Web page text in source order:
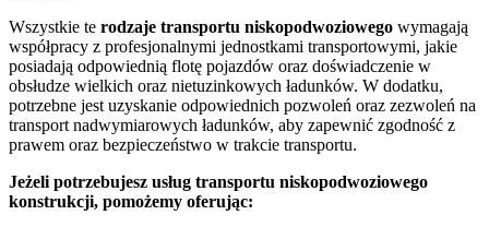
Wszystkie te rodzaje transportu niskopodwoziowego wymagają
współpracy z profesjonalnymi jednostkami transportowymi, jakie
posiadają odpowiednią flotę pojazdów oraz doświadczenie w
obsłudze wielkich oraz nietuzinkowych ładunków. W dodatku,
potrzebne jest uzyskanie odpowiednich pozwoleń oraz zezwoleń na
transport nadwymiarowych ładunków, aby zapewnić zgodność z
prawem oraz bezpieczeństwo w trakcie transportu.
Jeżeli potrzebujesz usług transportu niskopodwoziowego
konstrukcji, pomożemy oferując: